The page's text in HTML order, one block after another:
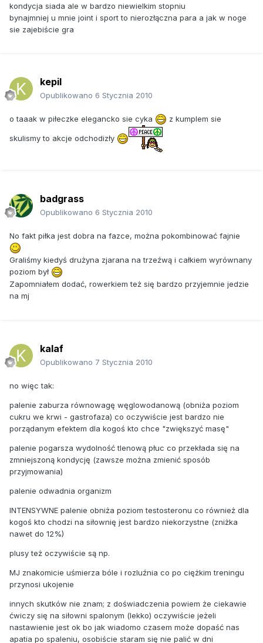
kondycja siada ale w bardzo niewielkim stopniu
bynajmniej u mnie joint i sport to nierozłączna para a jak w noge
sie zajebiście gra
kepil
Opublikowano 6 Stycznia 2010
o taaak w piłeczke elegancko sie cyka z kumplem sie
skulismy to akcje odchodizły
badgrass
Opublikowano 6 Stycznia 2010
No fakt piłka jest dobra na fazce, można pokombinować fajnie
Graliśmy kiedyś drużyna zjarana na trzeźwą i całkiem wyrównany
poziom był
Zapomniałem dodać, rowerkiem też się bardzo przyjemnie jedzie
na mj
kalaf
Opublikowano 7 Stycznia 2010
no więc tak:
palenie zaburza równowagę węglowodanową (obniża poziom
cukru we krwi - gastrofaza) co oczywiście jest bardzo nie
porządanym efektem dla kogoś kto chce "zwiększyć masę"
palenie pogarsza wydolność tlenową płuc co przekłada się na
zmniejszoną kondycję (zawsze można zmienić sposób
przyjmowania)
palenie odwadnia organizm
INTENSYWNE palenie obniża poziom testosteronu co również dla
kogoś kto chodzi na siłownię jest bardzo niekorzystne (zniżka
nawet do 12%)
plusy też oczywiście są np.
MJ znakomicie uśmierza bóle i rozluźnia co po ciężkim treningu
przynosi ukojenie
innych skutków nie znam; z doświadczenia powiem że ciekawie
ćwiczy się na siłowni spalonym (lekko) oczywiście jeżeli
nastawienie jest ok bo jak wiadomo czasem może dopaść nas
apatia po spaleniu, osobiście staram się nie palić w dni